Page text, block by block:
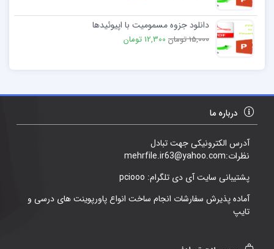
دانلود جزوه مسمومیت با اپیوئیدها
15,000 تومان 12,300 تومان
درباره ما
آدرس الکترونیکی جهت تبادل
نظرات:mehrfile.ir63@yahoo.com
پشتیبانی سایت آی دی تلگرام: pciooo
آماده پذیرش سفارشات انجام ساخت انواع پاورپوینت های درسی و
تایپ